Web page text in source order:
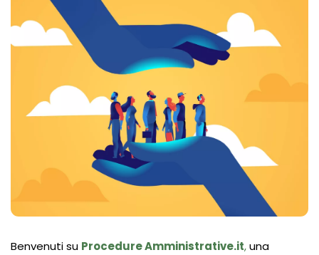
Benvenuti su Procedure Amministrative.it,una